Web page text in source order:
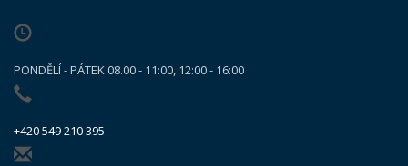
PONDĚLÍ - PÁTEK 08.00 - 11:00, 12:00 - 16:00
+420 549 210 395